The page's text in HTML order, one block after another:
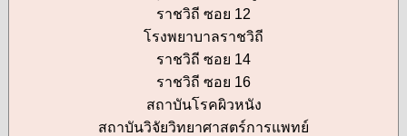
ราชวิถี ซอย 12
โรงพยาบาลราชวิถี
ราชวิถี ซอย 14
ราชวิถี ซอย 16
สถาบันโรคผิวหนัง
สถาบันวิจัยวิทยาศาสตร์การแพทย์